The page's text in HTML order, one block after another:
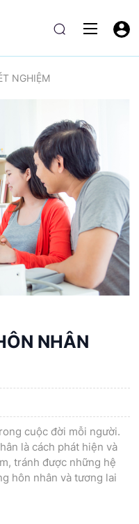
NGHIỆM
NHÂN
cuộc đời mỗi người.
là cách phát hiện và
tránh được những hệ
hôn nhân và tương lai